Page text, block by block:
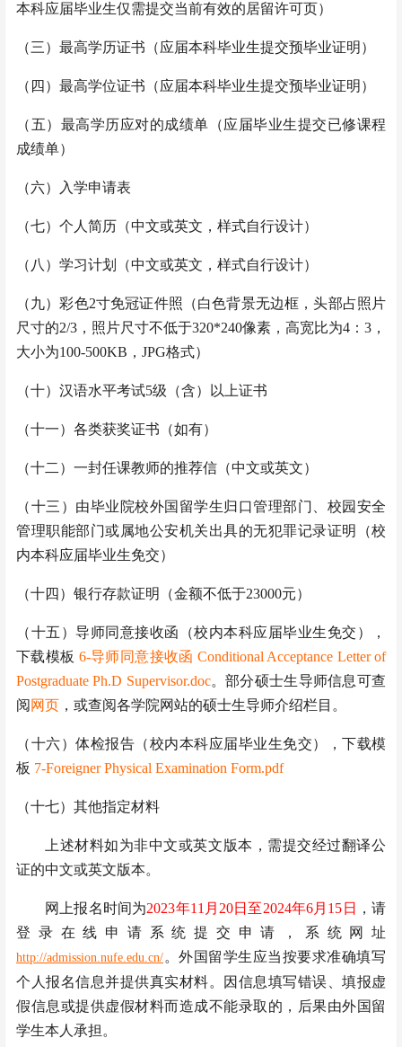
本科应届毕业生仅需提交当前有效的居留许可页）
（三） 最高学历证书（应届本科毕业生提交预毕业证明）
（四） 最高学位证书（应届本科毕业生提交预毕业证明）
（五） 最高学历应对的成绩单（应届毕业生提交已修课程
成绩单）
（六） 入学申请表
（七） 个人简历（中文或英文，样式自行设计）
（八） 学习计划（中文或英文，样式自行设计）
（九）彩色2寸免冠证件照（白色背景无边框，头部占照片
尺寸的2/3，照片尺寸不低于320*240像素，高宽比为4：3，
大小为100-500KB，JPG格式）
（十） 汉语水平考试5级（含）以上证书
（十一） 各类获奖证书（如有）
（十二） 一封任课教师的推荐信（中文或英文）
（十三） 由毕业院校外国留学生归口管理部门、校园安全
管理职能部门或属地公安机关出具的无犯罪记录证明（校
内本科应届毕业生免交）
（十四） 银行存款证明（金额不低于23000元）
（十五） 导师同意接收函（校内本科应届毕业生免交），
下载模板 6-导师同意接收函 Conditional Acceptance Letter of
Postgraduate Ph.D Supervisor.doc。部分硕士生导师信息可查
阅 网页 ，或查阅各学院网站的硕士生导师介绍栏目。
（十六） 体检报告（校内本科应届毕业生免交），下载模
板 7-Foreigner Physical Examination Form.pdf
（十七）其他指定材料
上述材料如为非中文或英文版本，需提交经过翻译公
证的中文或英文版本。
网上报名时间为2023年11月20日至2024年6月15日
，请
登录在线申请系统提交申请，系统网址
http://admission.nufe.edu.cn/ 。外国留学生应当按要求准确填写
个人报名信息并提供真实材料。因信息填写错误、填报虚
假信息或提供虚假材料而造成不能录取的，后果由外国留
学生本人承担。